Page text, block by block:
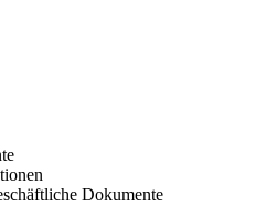
Dokumente